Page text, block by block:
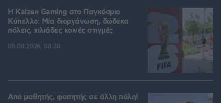
H Kaizen Gaming στο Παγκόσμιο
Kύπελλο: Μία διοργάνωση, δώδεκα
πόλεις, χιλιάδες κοινές στιγμές
05.08.2026, 08:38
Από μαθητής, φοιτητής σε άλλη πόλη!